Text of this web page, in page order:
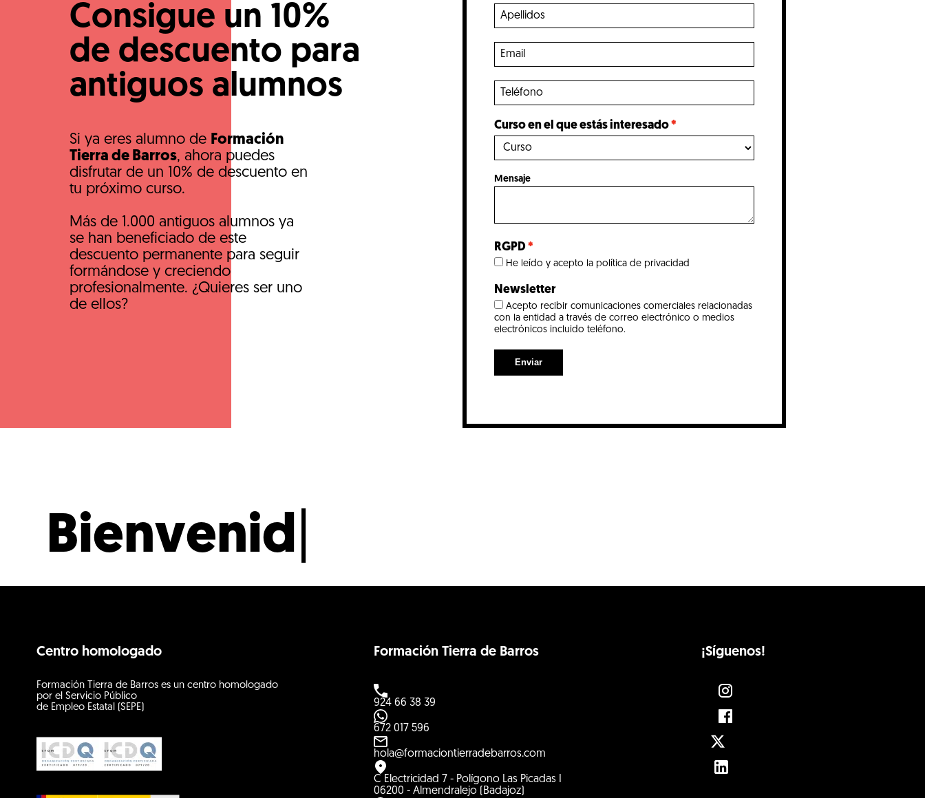
Consigue un 10%
de descuento para
antiguos alumnos
Si ya eres alumno de Formación
Tierra de Barros, ahora puedes
disfrutar de un 10% de descuento en
tu próximo curso.
Más de 1.000 antiguos alumnos ya
se han beneficiado de este
descuento permanente para seguir
formándose y creciendo
profesionalmente. ¿Quieres ser uno
de ellos?
Curso en el que estás interesado
Mensaje
RGPD
He leído y acepto la política de privacidad
Newsletter
Acepto recibir comunicaciones comerciales relacionadas
con la entidad a través de correo electrónico o medios
electrónicos incluido teléfono.
Enviar
Bienvenido a
Centro homologado
Formación Tierra de Barros es un centro homologado
por el Servicio Público
de Empleo Estatal (SEPE)
Formación Tierra de Barros
924 66 38 39
672 017 596
hola@formaciontierradebarros.com
C Electricidad 7 - Polígono Las Picadas I
06200 - Almendralejo (Badajoz)
¡Síguenos!